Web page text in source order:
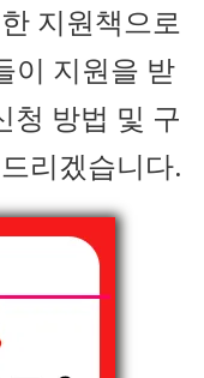
지원책으로
이 지원을 받
청 방법 및 구
리겠습니다.